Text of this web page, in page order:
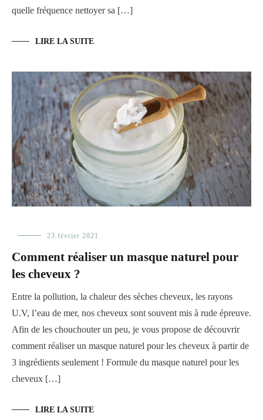
quelle fréquence nettoyer sa […]
LIRE LA SUITE
Formules
,
soin
de
ses
cheveux
23 février 2021
Comment réaliser un masque naturel pour
les cheveux ?
Entre la pollution, la chaleur des sèches cheveux, les rayons
U.V, l’eau de mer, nos cheveux sont souvent mis à rude épreuve.
Afin de les chouchouter un peu, je vous propose de découvrir
comment réaliser un masque naturel pour les cheveux à partir de
3 ingrédients seulement ! Formule du masque naturel pour les
cheveux […]
LIRE LA SUITE